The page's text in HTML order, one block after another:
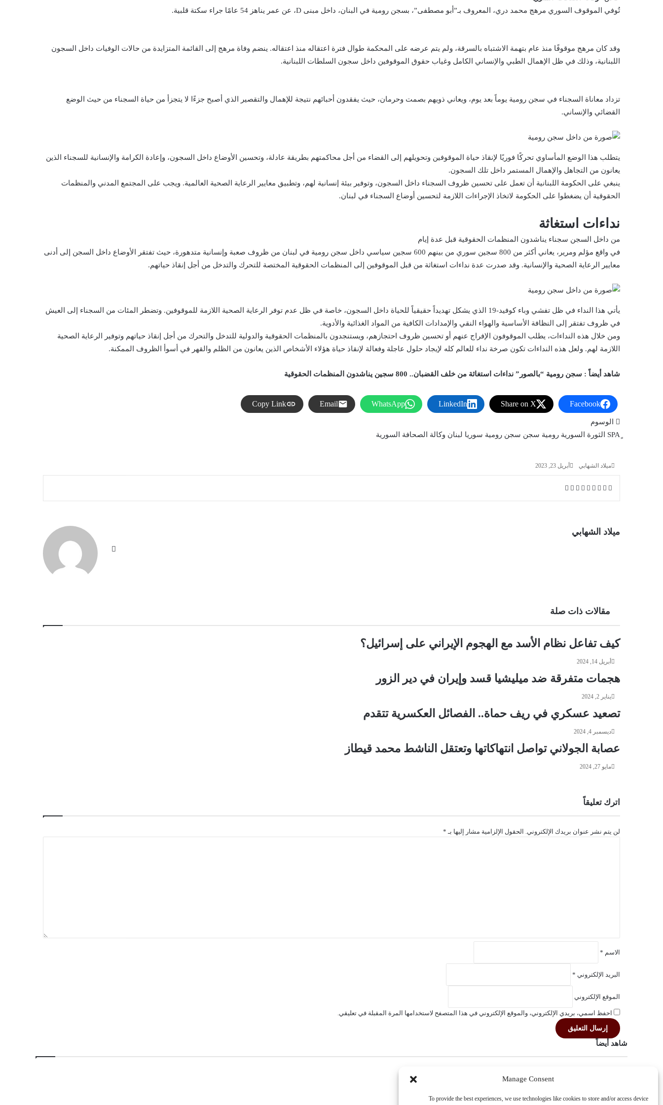
Manage Consent
To provide the best experiences, we use technologies like cookies to store and/or access device
تُوفي الموقوف السوري مرهج محمد دري، المعروف بـ”أبو مصطفى”، بسجن رومية في البنان، داخل مبنى D، عن عمر يناهز 54 عامًا جراء سكتة قلبية.
وقد كان مرهج موقوفًا منذ عام بتهمة الاشتباه بالسرقة، ولم يتم عرضه على المحكمة طوال فترة اعتقاله منذ اعتقاله. ينضم وفاة مرهج إلى القائمة المتزايدة من حالات الوفيات داخل السجون
اللبنانية، وذلك في ظل الإهمال الطبي والإنساني الكامل وغياب حقوق الموقوفين داخل سجون السلطات اللبنانية.
تزداد معاناة السجناء في سجن رومية يوماً بعد يوم، ويعاني ذويهم بصمت وحرمان، حيث يفقدون أحبائهم نتيجة للإهمال والتقصير الذي أصبح جزءًا لا يتجزأ من حياة السجناء من حيث الوضع
القضائي والإنساني.
يتطلب هذا الوضع المأساوي تحركًا فوريًا لإنقاذ حياة الموقوفين وتحويلهم إلى القضاء من أجل محاكمتهم بطريقة عادلة، وتحسين الأوضاع داخل السجون، وإعادة الكرامة والإنسانية للسجناء الذين
يعانون من التجاهل والإهمال المستمر داخل تلك السجون.
ينبغي على الحكومة اللبنانية أن تعمل على تحسين ظروف السجناء داخل السجون، وتوفير بيئة إنسانية لهم، وتطبيق معايير الرعاية الصحية العالمية. ويجب على المجتمع المدني والمنظمات
الحقوقية أن يضغطوا على الحكومة لاتخاذ الإجراءات اللازمة لتحسين أوضاع السجناء في لبنان.
نداءات استغاثة
من داخل السجن سجناء يناشدون المنظمات الحقوقية قبل عدة إيام
في واقع مؤلم ومرير، يعاني أكثر من 800 سجين سوري من بينهم 600 سجين سياسي داخل سجن رومية في لبنان من ظروف صعبة وإنسانية متدهورة، حيث تفتقر الأوضاع داخل السجن إلى أدنى
معايير الرعاية الصحية والإنسانية. وقد صدرت عدة نداءات استغاثة من قبل الموقوفين إلى المنظمات الحقوقية المختصة للتحرك والتدخل من أجل إنقاذ حياتهم.
يأتي هذا النداء في ظل تفشي وباء كوفيد-19 الذي يشكل تهديداً حقيقياً للحياة داخل السجون، خاصة في ظل عدم توفر الرعاية الصحية اللازمة للموقوفين. وتضطر المئات من السجناء إلى العيش
في ظروف تفتقر إلى النظافة الأساسية والهواء النقي والإمدادات الكافية من المواد الغذائية والأدوية.
ومن خلال هذه النداءات، يطلب الموقوفون الإفراج عنهم أو تحسين ظروف احتجازهم، ويستنجدون بالمنظمات الحقوقية والدولية للتدخل والتحرك من أجل إنقاذ حياتهم وتوفير الرعاية الصحية
اللازمة لهم. ولعل هذه النداءات تكون صرخة نداء للعالم كله لإيجاد حلول عاجلة وفعالة لإنقاذ حياة هؤلاء الأشخاص الذين يعانون من الظلم والقهر في أسوأ الظروف الممكنة.
شاهد أيضاً : سجن رومية “بالصور” نداءات استغاثة من خلف القضبان.. 800 سجين يناشدون المنظمات الحقوقية
Facebook
Share on X
LinkedIn
WhatsApp
Email
Copy Link
الوسوم
الثورة السورية رومية سجن سجن رومية سوريا لبنان وكالة الصحافة السورية
ميلاد الشهابي أبريل 23, 2023
فيسبوك
X لينكدإن
ماسنجر
ماسنجر
واتساب
تيلقرام
مشاركة
ميلاد الشهابي
موقع
الويب
مقالات ذات صلة
كيف تفاعل نظام الأسد مع الهجوم الإيراني على إسرائيل؟
أبريل 14, 2024
هجمات متفرقة ضد ميليشيا قسد وإيران في دير الزور
يناير 2, 2024
تصعيد عسكري في ريف حماة.. الفصائل العكسرية تتقدم
ديسمبر 4, 2024
عصابة الجولاني تواصل انتهاكاتها وتعتقل الناشط محمد قيطاز
مايو 27, 2024
اترك تعليقاً
لن يتم نشر عنوان بريدك الإلكتروني. الحقول الإلزامية مشار إليها بـ *
الاسم *
البريد الإلكتروني *
الموقع الإلكتروني
احفظ اسمي، بريدي الإلكتروني، والموقع الإلكتروني في هذا المتصفح لاستخدامها المرة المقبلة في تعليقي.
شاهد أيضاً
الدفاع التركية تعلن تحييد المسلحين شمال سوريا والعراق